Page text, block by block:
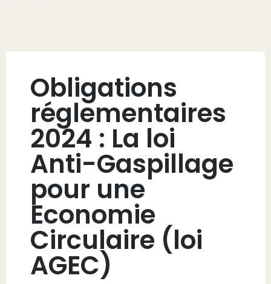
Obligations
réglementaires
2024 : La loi
Anti-Gaspillage
pour une
Economie
Circulaire (loi
AGEC)